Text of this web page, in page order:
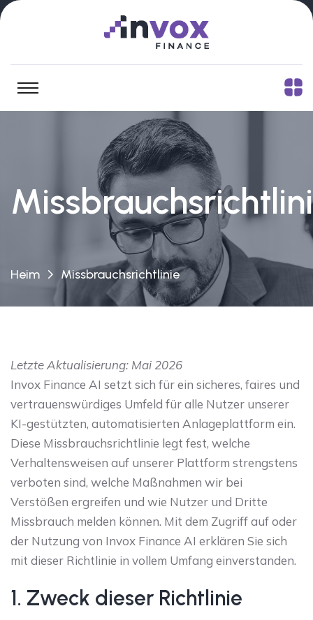
Heim Missbrauchsrichtlinie
Letzte Aktualisierung: Mai 2026
Invox Finance AI setzt sich für ein sicheres, faires und
vertrauenswürdiges Umfeld für alle Nutzer unserer
KI-gestützten, automatisierten Anlageplattform ein.
Diese Missbrauchsrichtlinie legt fest, welche
Verhaltensweisen auf unserer Plattform strengstens
verboten sind, welche Maßnahmen wir bei
Verstößen ergreifen und wie Nutzer und Dritte
Missbrauch melden können. Mit dem Zugriff auf oder
der Nutzung von Invox Finance AI erklären Sie sich
mit dieser Richtlinie in vollem Umfang einverstanden.
1. Zweck dieser Richtlinie